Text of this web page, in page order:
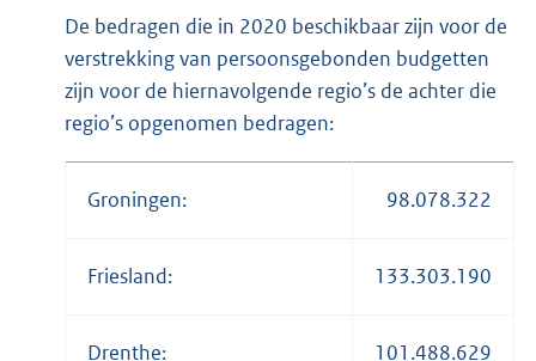
De bedragen die in 2020 beschikbaar zijn voor de
verstrekking van persoonsgebonden budgetten
zijn voor de hiernavolgende regio’s de achter die
regio’s opgenomen bedragen:
Groningen: 98.078.322
Friesland: 133.303.190
Drenthe: 101.488.629